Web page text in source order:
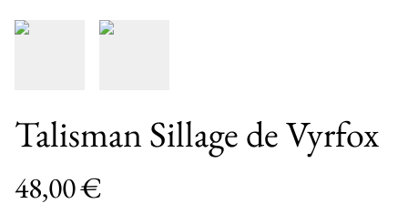
Talisman Sillage de Vyrfox
48,00 €